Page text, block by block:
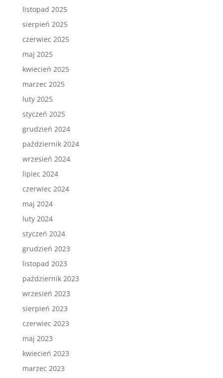
listopad 2025
sierpień 2025
czerwiec 2025
maj 2025
kwiecień 2025
marzec 2025
luty 2025
styczeń 2025
grudzień 2024
październik 2024
wrzesień 2024
lipiec 2024
czerwiec 2024
maj 2024
luty 2024
styczeń 2024
grudzień 2023
listopad 2023
październik 2023
wrzesień 2023
sierpień 2023
czerwiec 2023
maj 2023
kwiecień 2023
marzec 2023